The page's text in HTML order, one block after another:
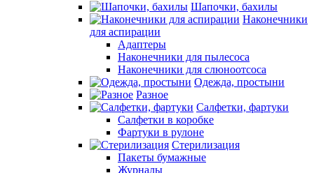
Шапочки, бахилы
Наконечники
для аспирации
Адаптеры
Наконечники для пылесоса
Наконечники для слюноотсоса
Одежда, простыни
Разное
Салфетки, фартуки
Салфетки в коробке
Фартуки в рулоне
Стерилизация
Пакеты бумажные
Журналы